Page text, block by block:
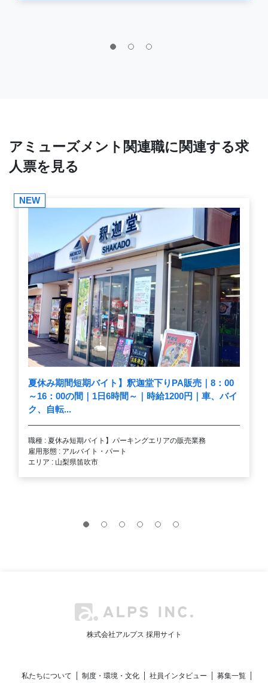
アミューズメント関連職に関連する求
人票を見る
NEW
夏休み期間短期バイト】釈迦堂下りPA販売｜8：00
～16：00の間｜1日6時間～｜時給1200円｜車、バイ
ク、自転...
職種 : 夏休み短期バイト】パーキングエリアの販売業務
雇用形態 : アルバイト・パート
エリア : 山梨県笛吹市
株式会社アルプス 採用サイト
私たちについて 制度・環境・文化 社員インタビュー 募集一覧